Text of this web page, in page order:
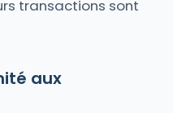
transactions sont
aux